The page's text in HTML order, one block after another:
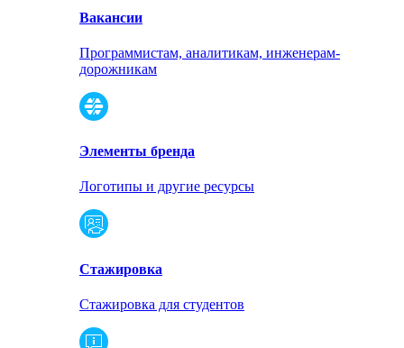
Вакансии
Программистам, аналитикам, инженерам-
дорожникам
Элементы бренда
Логотипы и другие ресурсы
Стажировка
Стажировка для студентов